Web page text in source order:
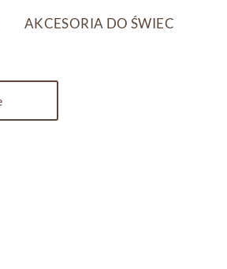
AKCESORIA DO ŚWIEC